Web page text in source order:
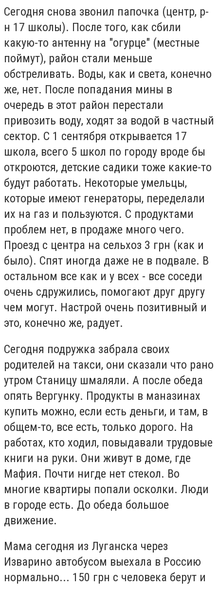
Сегодня снова звонил папочка (центр, р-
н 17 школы). После того, как сбили
какую-то антенну на "огурце" (местные
поймут), район стали меньше
обстреливать. Воды, как и света, конечно
же, нет. После попадания мины в
очередь в этот район перестали
привозить воду, ходят за водой в частный
сектор. С 1 сентября открывается 17
школа, всего 5 школ по городу вроде бы
откроются, детские садики тоже какие-то
будут работать. Некоторые умельцы,
которые имеют генераторы, переделали
их на газ и пользуются. С продуктами
проблем нет, в продаже много чего.
Проезд с центра на сельхоз 3 грн (как и
было). Спят иногда даже не в подвале. В
остальном все как и у всех - все соседи
очень сдружились, помогают друг другу
чем могут. Настрой очень позитивный и
это, конечно же, радует.
Сегодня подружка забрала своих
родителей на такси, они сказали что рано
утром Станицу шмаляли. А после обеда
опять Вергунку. Продукты в маназинах
купить можно, если есть деньги, и там, в
общем-то, все есть, только дорого. На
работах, кто ходил, повыдавали трудовые
книги на руки. Они живут в доме, где
Мафия. Почти нигде нет стекол. Во
многие квартиры попали осколки. Люди
в городе есть. До обеда большое
движение.
Мама сегодня из Луганска через
Изварино автобусом выехала в Россию
нормально... 150 грн с человека берут и